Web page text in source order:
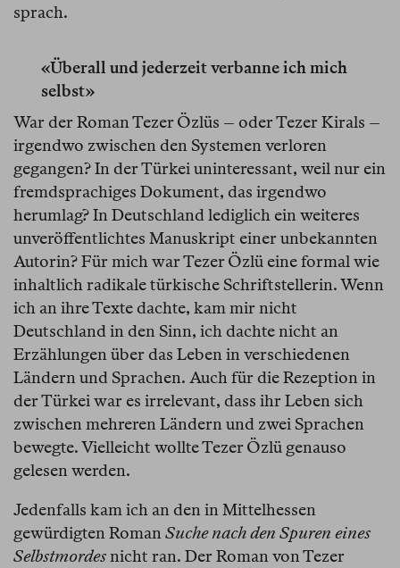
sprach.
«Überall und jederzeit verbanne ich mich
selbst»
War der Roman Tezer Özlüs – oder Tezer Kirals –
irgendwo zwischen den Systemen verloren
gegangen? In der Türkei uninteressant, weil nur ein
fremdsprachiges Dokument, das irgendwo
herumlag? In Deutschland lediglich ein weiteres
unveröffentlichtes Manuskript einer unbekannten
Autorin? Für mich war Tezer Özlü eine formal wie
inhaltlich radikale türkische Schriftstellerin. Wenn
ich an ihre Texte dachte, kam mir nicht
Deutschland in den Sinn, ich dachte nicht an
Erzählungen über das Leben in verschiedenen
Ländern und Sprachen. Auch für die Rezeption in
der Türkei war es irrelevant, dass ihr Leben sich
zwischen mehreren Ländern und zwei Sprachen
bewegte. Vielleicht wollte Tezer Özlü genauso
gelesen werden.
Jedenfalls kam ich an den in Mittelhessen
gewürdigten RomanSuche nach den Spuren eines
Selbstmordesnicht ran. Der Roman von Tezer